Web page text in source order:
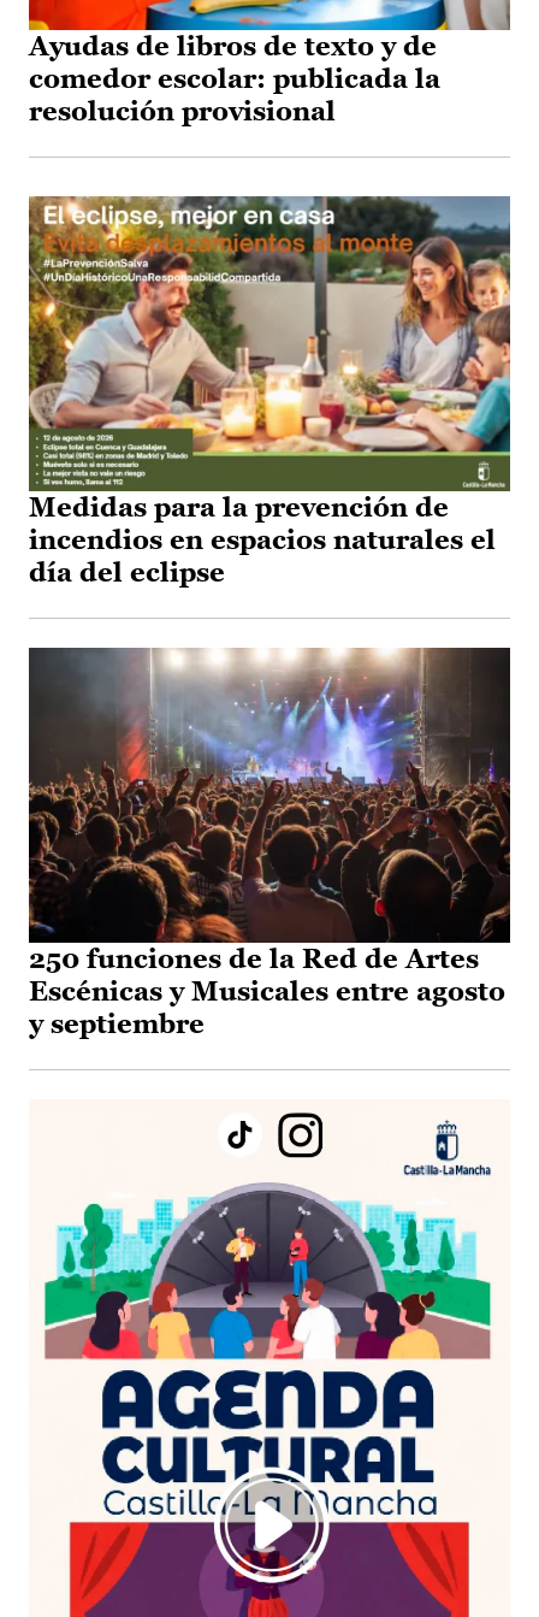
Ayudas de libros de texto y de
comedor escolar: publicada la
resolución provisional
Medidas para la prevención de
incendios en espacios naturales el
día del eclipse
250 funciones de la Red de Artes
Escénicas y Musicales entre agosto
y septiembre